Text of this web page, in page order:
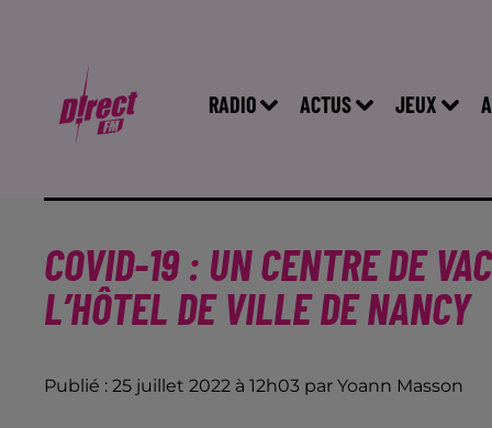
RADIO ACTUS JEUX
COVID-19 : UN CENTRE DE
L’HÔTEL DE VILLE DE NANCY
Publié : 25 juillet 2022 à 12h03 par Yoann Masson